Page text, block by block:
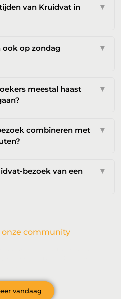
van Kruidvat in
▼
ook op zondag
▼
meestal haast
▼
combineren met
▼
bezoek van een
▼
onze community
vandaag